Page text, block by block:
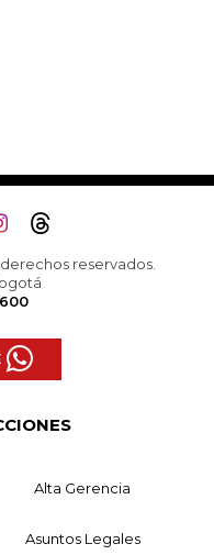
reservados.
Alta Gerencia
Asuntos Legales